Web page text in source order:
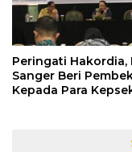
Peringati Hakordia,
Sanger Beri
Kepada Para